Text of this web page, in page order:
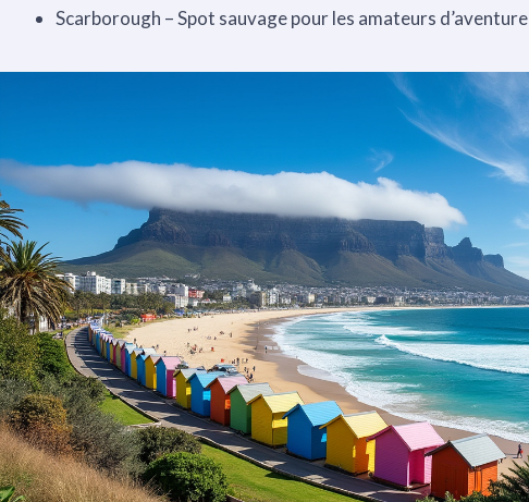
Scarborough – Spot sauvage pour les amateurs d’aventure